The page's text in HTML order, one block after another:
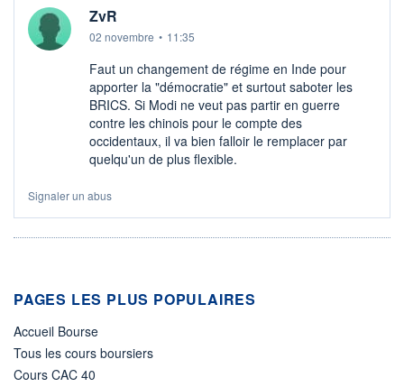
ZvR
02 novembre • 11:35
Faut un changement de régime en Inde pour
apporter la "démocratie" et surtout saboter les
BRICS. Si Modi ne veut pas partir en guerre
contre les chinois pour le compte des
occidentaux, il va bien falloir le remplacer par
quelqu'un de plus flexible.
Signaler un abus
PAGES LES PLUS POPULAIRES
Accueil Bourse
Tous les cours boursiers
Cours CAC 40